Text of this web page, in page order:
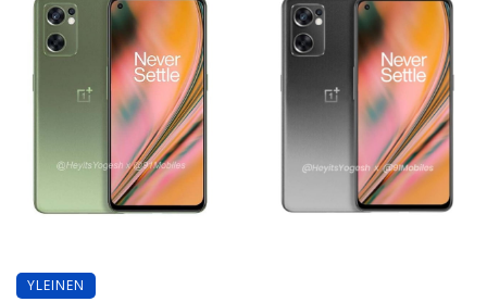
YLEINEN